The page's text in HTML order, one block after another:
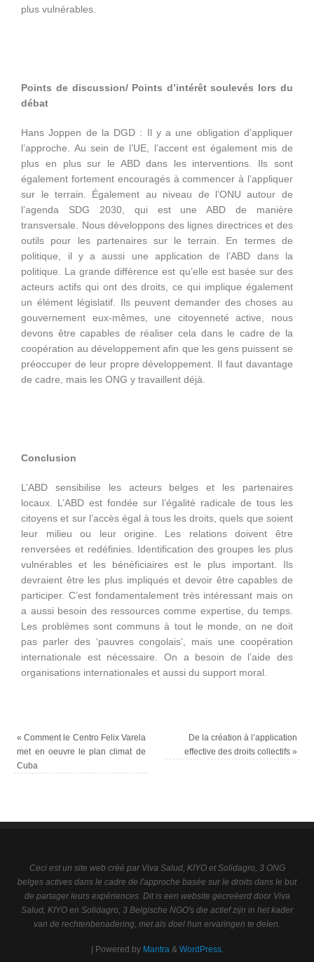
plus vulnérables.
Points de discussion/ Points d’intérêt soulevés lors du
débat
Hans Joppen de la DGD : Il y a une obligation d’appliquer
l’approche. Au sein de l’UE, l’accent est également mis de
plus en plus sur le ABD dans les interventions. Ils sont
également fortement encouragés à commencer à l’appliquer
sur le terrain. Également au niveau de l’ONU autour de
l’agenda SDG 2030, qui est une ABD de manière
transversale. Nous développons des lignes directrices et des
outils pour les partenaires sur le terrain. En termes de
politique, il y a aussi une application de l’ABD dans la
politique. La grande différence est qu’elle est basée sur des
acteurs actifs qui ont des droits, ce qui implique également
un élément législatif. Ils peuvent demander des choses au
gouvernement eux-mêmes, une citoyenneté active, nous
devons être capables de réaliser cela dans le cadre de la
coopération au développement afin que les gens puissent se
préoccuper de leur propre développement. Il faut davantage
de cadre, mais les ONG y travaillent déjà.
Conclusion
L’ABD sensibilise les acteurs belges et les partenaires
locaux. L’ABD est fondée sur l’égalité radicale de tous les
citoyens et sur l’accès égal à tous les droits, quels que soient
leur milieu ou leur origine. Les relations doivent être
renversées et redéfinies. Identification des groupes les plus
vulnérables et les bénéficiaires est le plus important. Ils
devraient être les plus impliqués et devoir être capables de
participer. C’est fondamentalement très intéressant mais on
a aussi besoin des ressources comme expertise, du temps.
Les problèmes sont communs à tout le monde, on ne doit
pas parler des ‘pauvres congolais’, mais une coopération
internationale est nécessaire. On a besoin de l’aide des
organisations internationales et aussi du support moral.
« Comment le Centro Felix Varela
met en oeuvre le plan climat de
Cuba
De la création à l’application
effective des droits collectifs »
Ceci est un site web créé par Viva Salud, KIYO et Solidagro, 3 ONG
belges actives dans le cadre de l'approche basée sur le droits dans le but
de partager leurs expériences. Dit is een website gecreëerd door Viva
Salud, KIYO en Solidagro, 3 Belgische NGO's die actief zijn in het kader
van de rechtenbenadering, met als doel hun ervaringen te delen.
| Powered by Mantra& WordPress.